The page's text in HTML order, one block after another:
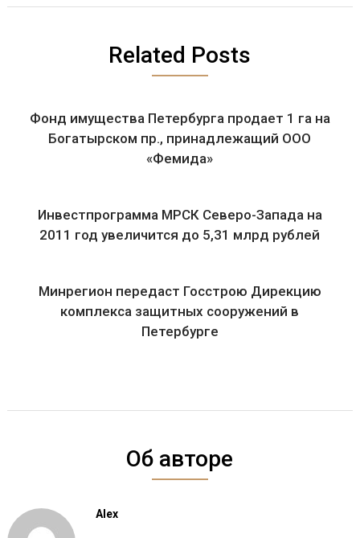
Related Posts
Фонд имущества Петербурга продает 1 га на
Богатырском пр., принадлежащий ООО
«Фемида»
Инвестпрограмма МРСК Северо-Запада на
2011 год увеличится до 5,31 млрд рублей
Минрегион передаст Госстрою Дирекцию
комплекса защитных сооружений в
Петербурге
Об авторе
Alex